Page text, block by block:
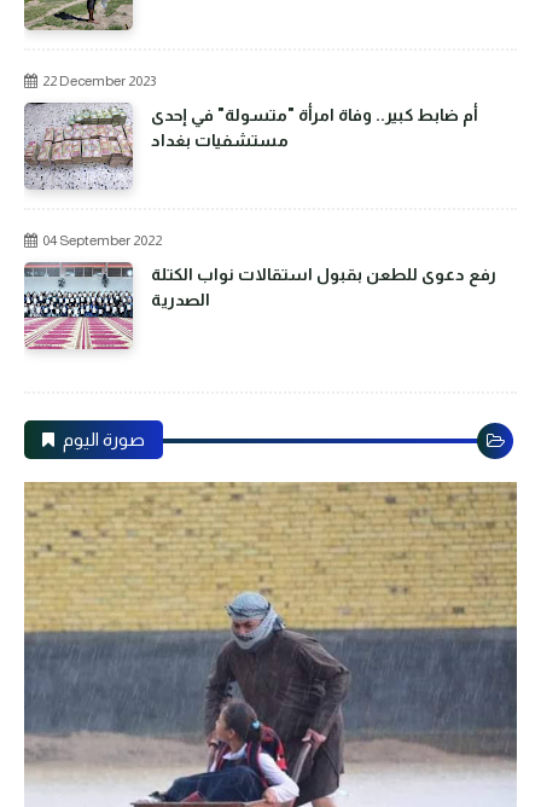
22 December 2023
أم ضابط كبير.. وفاة امرأة "متسولة" في إحدى
مستشفيات بغداد
04 September 2022
رفع دعوى للطعن بقبول استقالات نواب الكتلة
الصدرية
صورة اليوم